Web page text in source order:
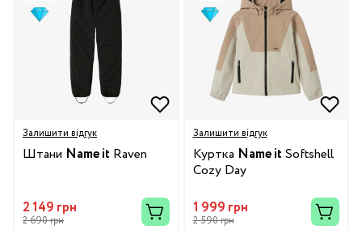
Залишити відгук
Штани Name it Raven
2 149 грн
2 690 грн
Залишити відгук
Куртка Name it Softshell
Cozy Day
1 999 грн
2 590 грн